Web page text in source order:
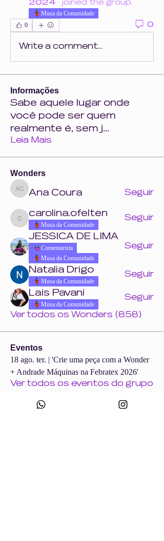
2024 · joined the group.
Musa da Comunidade
0
0
Write a comment...
Informações
Sabe aquele lugar onde
você pode ser quem
realmente é, sem j...
Leia Mais
Wonders
Ana Coura
Ana Coura Seguir
carolina.ofelten
carolina.ofelten
Musa da Comunidade
Seguir
JESSICA DE LIMA
Comentarista
Musa da Comunidade
Seguir
Natalia Drigo
Musa da Comunidade
Seguir
Laís Pavani
Musa da Comunidade
Seguir
Ver todos os Wonders (858)
Eventos
18 ago. ter. | 'Crie uma peça com a Wonder
+ Andrade Máquinas na Febratex 2026'
Ver todos os eventos do grupo